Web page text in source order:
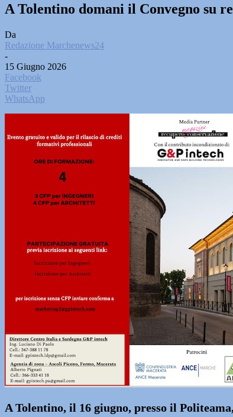
A Tolentino domani il Convegno su
Da
Redazione Marchenews24
-
15 Giugno 2026
Facebook
Twitter
WhatsApp
A Tolentino, il 16 giugno, presso il